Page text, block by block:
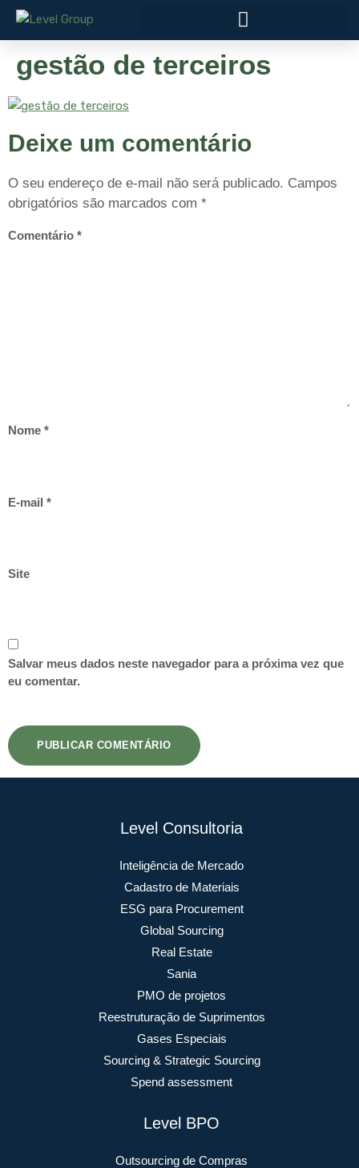
gestão de terceiros
Deixe um comentário
O seu endereço de e-mail não será publicado. Campos
obrigatórios são marcados com *
Comentário *
Nome *
E-mail *
Site
Salvar meus dados neste navegador para a próxima vez que
eu comentar.
Level Consultoria
Inteligência de Mercado
Cadastro de Materiais
ESG para Procurement
Global Sourcing
Real Estate
Sania
PMO de projetos
Reestruturação de Suprimentos
Gases Especiais
Sourcing & Strategic Sourcing
Spend assessment
Level BPO
Outsourcing de Compras